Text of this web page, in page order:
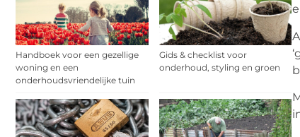
Handboek voor een gezellige
woning en een
onderhoudsvriendelijke tuin
Gids & checklist voor
onderhoud, styling en groen